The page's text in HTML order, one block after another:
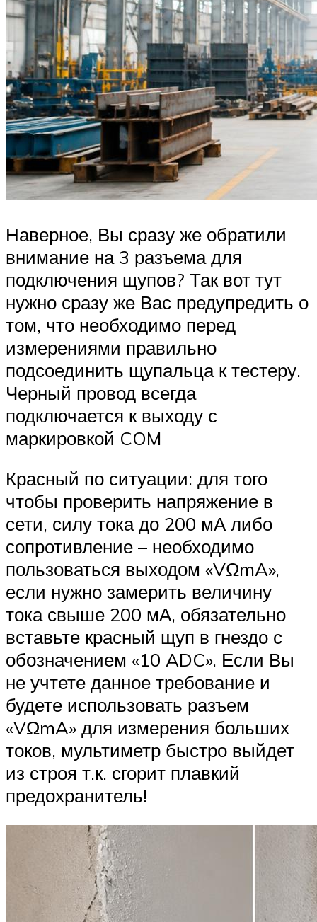
Наверное, Вы сразу же обратили
внимание на 3 разъема для
подключения щупов? Так вот тут
нужно сразу же Вас предупредить о
том, что необходимо перед
измерениями правильно
подсоединить щупальца к тестеру.
Черный провод всегда
подключается к выходу с
маркировкой COM
Красный по ситуации: для того
чтобы проверить напряжение в
сети, силу тока до 200 мА либо
сопротивление – необходимо
пользоваться выходом «VΩmA»,
если нужно замерить величину
тока свыше 200 мА, обязательно
вставьте красный щуп в гнездо с
обозначением «10 ADC». Если Вы
не учтете данное требование и
будете использовать разъем
«VΩmA» для измерения больших
токов, мультиметр быстро выйдет
из строя т.к. сгорит плавкий
предохранитель!